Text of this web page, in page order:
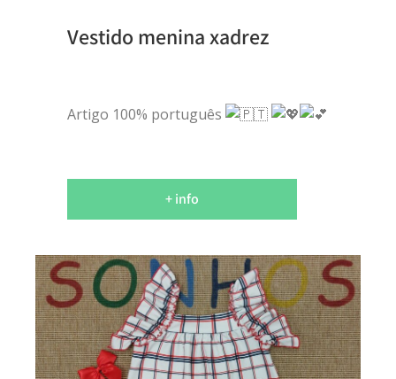
Vestido menina xadrez
Artigo 100% português
+ info